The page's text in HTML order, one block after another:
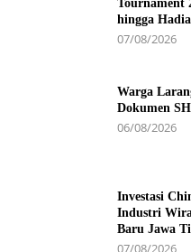
Tournament
hingga
07/08/2026
Warga
Dokumen
06/08/2026
Investasi
Industri
Baru Jawa
07/08/2026